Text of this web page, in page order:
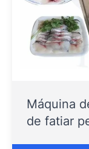
Máquina
de fatiar